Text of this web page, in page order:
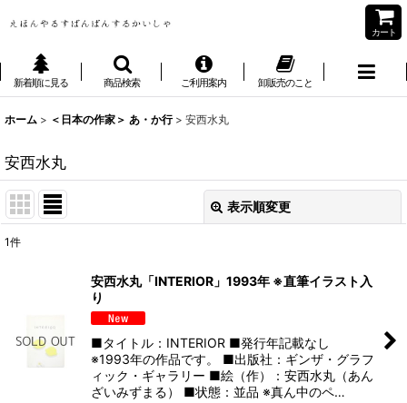
カート
新着順に見る 商品検索 ご利用案内 卸販売のこと
ホーム > ＜日本の作家＞ あ・か行 > 安西水丸
安西水丸
表示順変更
絞り込む
1件
安西水丸「INTERIOR」1993年 ※直筆イラスト入
り
■タイトル：INTERIOR ■発行年記載なし
※1993年の作品です。 ■出版社：ギンザ・グラフ
ィック・ギャラリー ■絵（作）：安西水丸（あん
ざいみずまる） ■状態：並品 ※真ん中のペ…